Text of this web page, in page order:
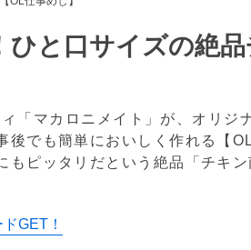
ひと口サイズの絶
「マカロニメイト」が、オリジ
後でも簡単においしく作れる【
もピッタリだという絶品「チキ
GET！